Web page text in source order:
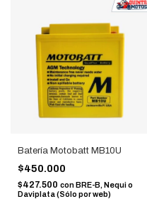
Batería Motobatt MB10U
$450.000
$427.500 con BRE-B, Nequi o
Daviplata (Sólo por web)